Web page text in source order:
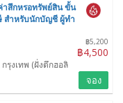
าสึกหรอทรัพย์สิน ขั้น
สำหรับนักบัญชี ผู้ทำ
฿5,200
฿4,500
รุงเทพ (ฝั่งตึกฮอลิ
จอง